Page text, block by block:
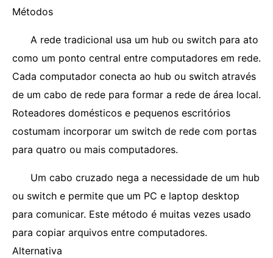
Métodos
A rede tradicional usa um hub ou switch para ato
como um ponto central entre computadores em rede.
Cada computador conecta ao hub ou switch através
de um cabo de rede para formar a rede de área local.
Roteadores domésticos e pequenos escritórios
costumam incorporar um switch de rede com portas
para quatro ou mais computadores.
Um cabo cruzado nega a necessidade de um hub
ou switch e permite que um PC e laptop desktop
para comunicar. Este método é muitas vezes usado
para copiar arquivos entre computadores.
Alternativa